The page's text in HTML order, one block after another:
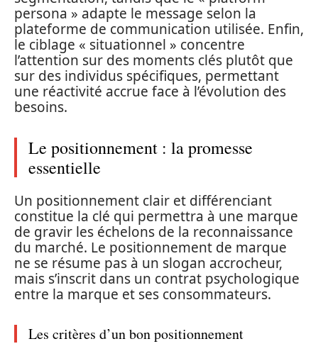
persona » adapte le message selon la
plateforme de communication utilisée. Enfin,
le ciblage « situationnel » concentre
l’attention sur des moments clés plutôt que
sur des individus spécifiques, permettant
une réactivité accrue face à l’évolution des
besoins.
Le positionnement : la promesse
essentielle
Un positionnement clair et différenciant
constitue la clé qui permettra à une marque
de gravir les échelons de la reconnaissance
du marché. Le positionnement de marque
ne se résume pas à un slogan accrocheur,
mais s’inscrit dans un contrat psychologique
entre la marque et ses consommateurs.
Les critères d’un bon positionnement